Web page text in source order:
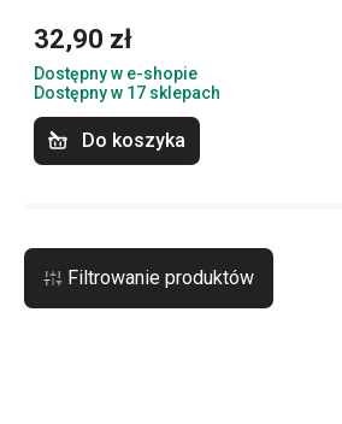
32,90 zł
Dostępny w e-shopie
Dostępny w 17 sklepach
Do koszyka
Filtrowanie produktów